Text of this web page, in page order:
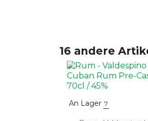
16 andere
An Lager 7